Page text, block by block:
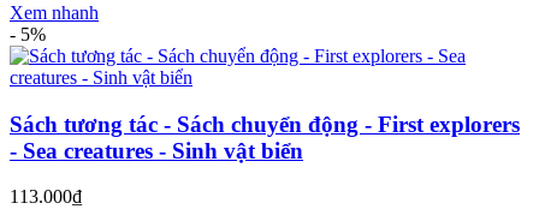
Xem nhanh
- 5%
Sách tương tác - Sách chuyển động - First explorers
- Sea creatures - Sinh vật biển
113.000₫